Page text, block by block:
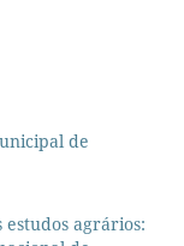
de
agrários: